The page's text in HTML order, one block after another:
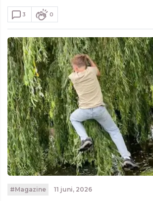
3 0
#Magazine 11 juni, 2026